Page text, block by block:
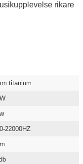
rikare
titanium
22000HZ